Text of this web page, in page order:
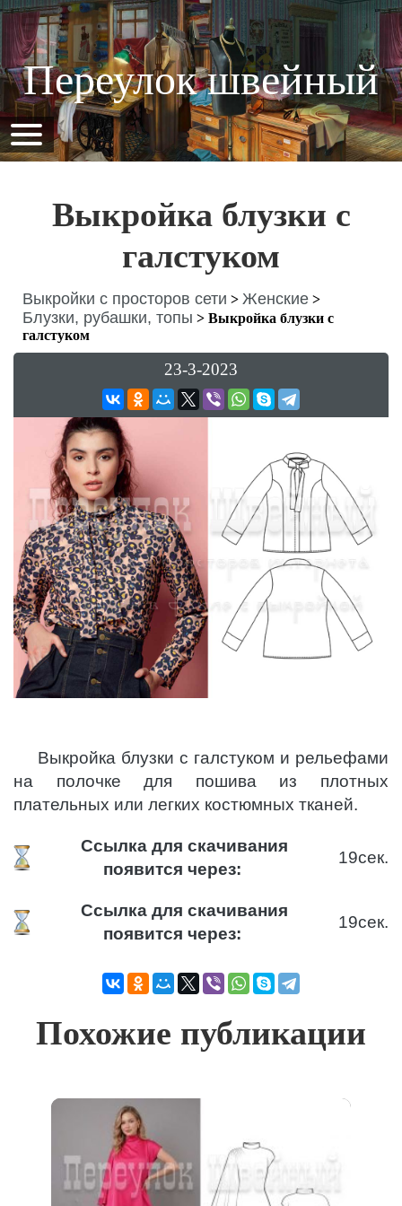
Переулок швейный
Выкройка блузки с
галстуком
Выкройки с просторов сети > Женские >
Блузки, рубашки, топы > Выкройка блузки с
галстуком
23-3-2023
Выкройка блузки с галстуком и рельефами
на полочке для пошива из плотных
плательных или легких костюмных тканей.
Ссылка для скачивания
появится через:
19сек.
Ссылка для скачивания
появится через:
19сек.
Похожие публикации